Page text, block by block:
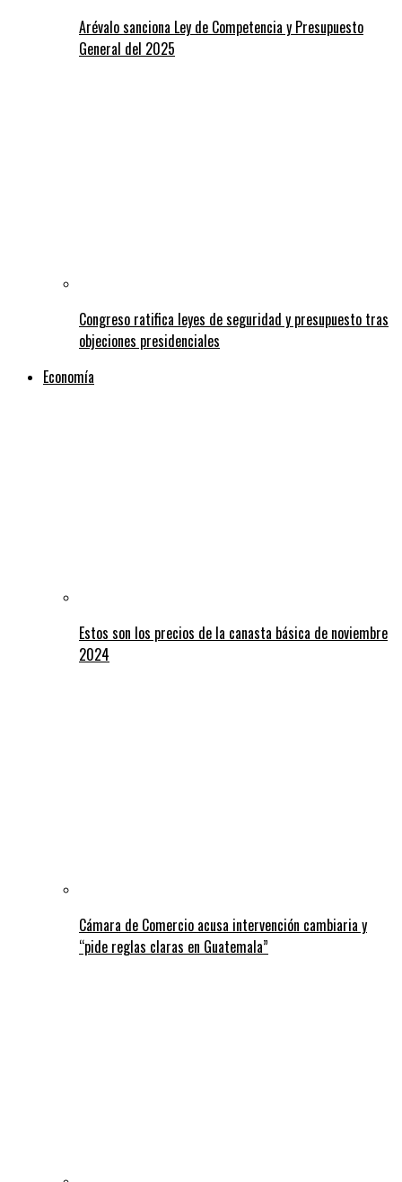
Arévalo sanciona Ley de Competencia y Presupuesto
General del 2025
Congreso ratifica leyes de seguridad y presupuesto tras
objeciones presidenciales
Economía
Estos son los precios de la canasta básica de noviembre
2024
Cámara de Comercio acusa intervención cambiaria y
“pide reglas claras en Guatemala”